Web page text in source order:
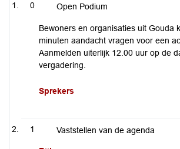
0 Open Podium
Bewoners en organisaties uit Gouda
minuten aandacht vragen voor een
Aanmelden uiterlijk 12.00 uur op de
vergadering.
Sprekers
1 Vaststellen van de agenda